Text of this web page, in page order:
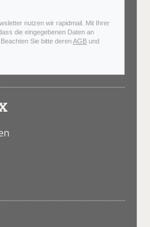
nutzen wir rapidmail. Mit Ihrer
die eingegebenen Daten an
Sie bitte derenAGB und